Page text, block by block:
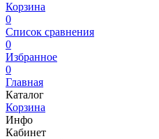
Корзина
0
Список сравнения
0
Избранное
0
Главная
Каталог
Корзина
Инфо
Кабинет